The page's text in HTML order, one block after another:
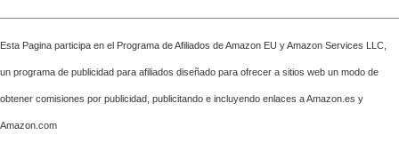
Esta Pagina participa en el Programa de Afiliados de Amazon EU y Amazon Services LLC,
un programa de publicidad para afiliados diseñado para ofrecer a sitios web un modo de
obtener comisiones por publicidad, publicitando e incluyendo enlaces a Amazon.es y
Amazon.com